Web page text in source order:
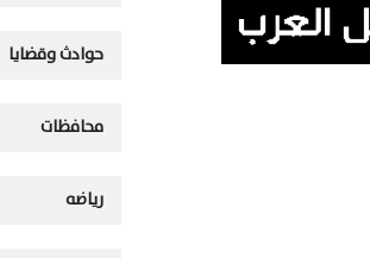
حوادث وقضايا
محافظات
رياضه